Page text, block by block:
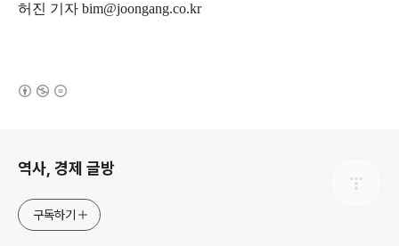
허진 기자 bim@joongang.co.kr
역사, 경제 글방
구독하기